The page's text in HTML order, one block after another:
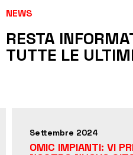
NEWS
RESTA
TUTTE LE
Maggio 2024
SMINUZZATORE SM